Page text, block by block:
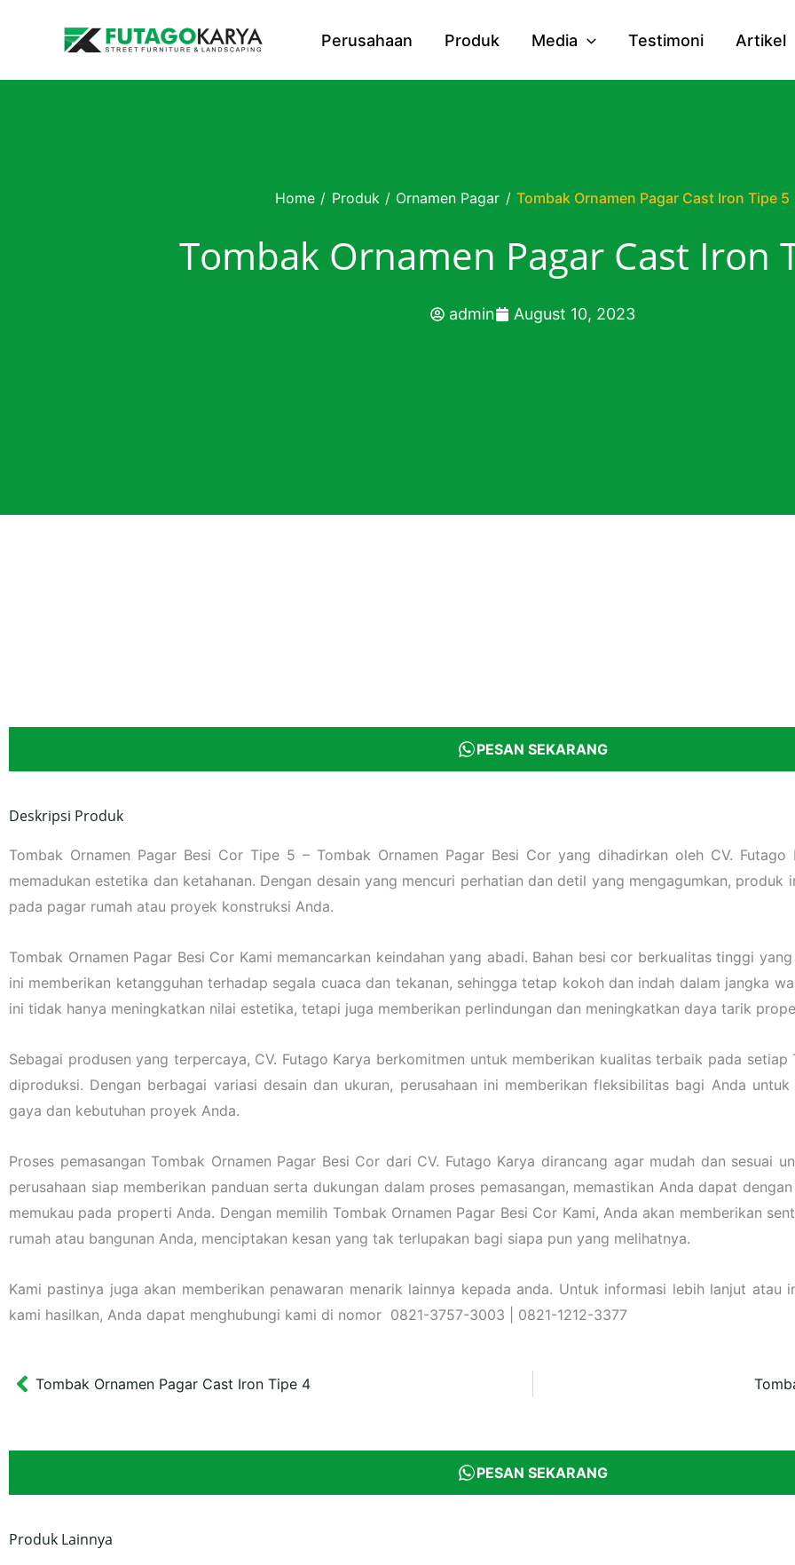
Perusahaan Produk Media Testimoni Artikel
Home / Produk / Ornamen Pagar / Tombak Ornamen Pagar Cast Iron Tipe 5
Tombak Ornamen Pagar Cast Iron
admin August 10, 2023
PESAN SEKARANG
Deskripsi Produk
Tombak Ornamen Pagar Besi Cor Tipe 5 – Tombak Ornamen Pagar Besi Cor yang dihadirkan oleh CV.
memadukan estetika dan ketahanan. Dengan desain yang mencuri perhatian dan detil yang mengagumkan, produk
pada pagar rumah atau proyek konstruksi Anda.
Tombak Ornamen Pagar Besi Cor Kami memancarkan keindahan yang abadi. Bahan besi cor berkualitas tinggi
ini memberikan ketangguhan terhadap segala cuaca dan tekanan, sehingga tetap kokoh dan indah dalam jangka
ini tidak hanya meningkatkan nilai estetika, tetapi juga memberikan perlindungan dan meningkatkan daya tarik
Sebagai produsen yang terpercaya, CV. Futago Karya berkomitmen untuk memberikan kualitas terbaik pada setiap
diproduksi. Dengan berbagai variasi desain dan ukuran, perusahaan ini memberikan fleksibilitas bagi Anda
gaya dan kebutuhan proyek Anda.
Proses pemasangan Tombak Ornamen Pagar Besi Cor dari CV. Futago Karya dirancang agar mudah dan sesuai
perusahaan siap memberikan panduan serta dukungan dalam proses pemasangan, memastikan Anda dapat
memukau pada properti Anda. Dengan memilih Tombak Ornamen Pagar Besi Cor Kami, Anda akan memberikan
rumah atau bangunan Anda, menciptakan kesan yang tak terlupakan bagi siapa pun yang melihatnya.
Kami pastinya juga akan memberikan penawaran menarik lainnya kepada anda. Untuk informasi lebih lanjut
kami hasilkan, Anda dapat menghubungi kami di nomor 0821-3757-3003 | 0821-1212-3377
Prev
Tombak Ornamen Pagar Cast Iron Tipe 4
PESAN SEKARANG
Produk Lainnya